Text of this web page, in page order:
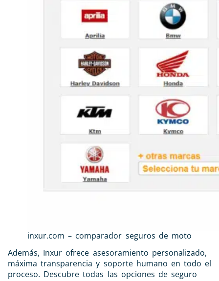
inxur.com – comparador seguros de moto
Además, Inxur ofrece asesoramiento personalizado,
máxima transparencia y soporte humano en todo el
proceso. Descubre todas las opciones de seguro